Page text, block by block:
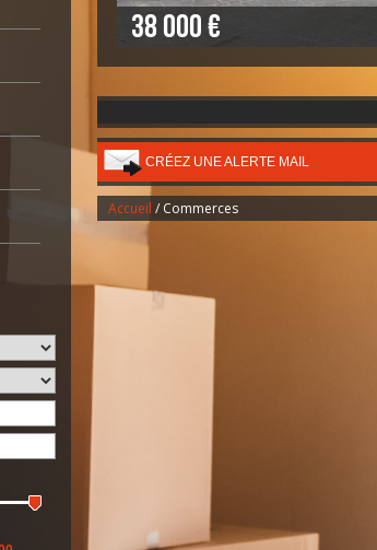
38 000 €
CRÉEZ UNE ALERTE MAIL
Accueil / Commerces